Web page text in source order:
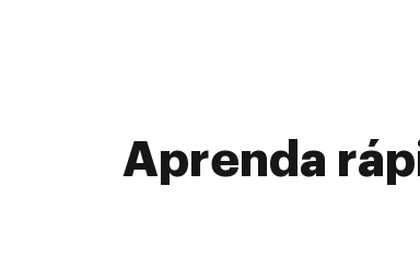
Aprenda